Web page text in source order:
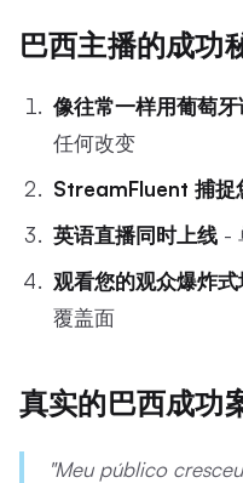
巴西主播的成功
像往常一样用葡萄
任何改变
StreamFluent 捕捉
英语直播同时上线 -
观看您的观众爆炸
覆盖面
真实的巴西成功
"Meu público